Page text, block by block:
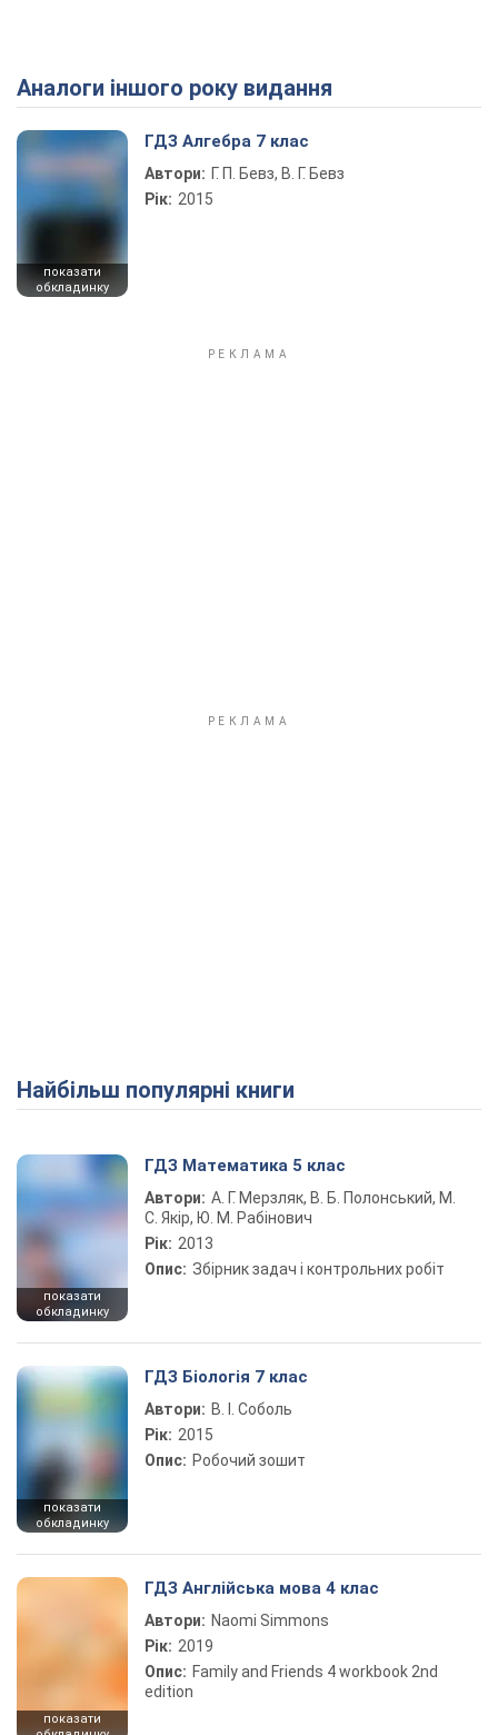
Play Video
Аналоги іншого року видання
показати
обкладинку
ГДЗ Алгебра 7 клас
Автори: Г. П. Бевз, В. Г. Бевз
Рік: 2015
Найбільш популярні книги
показати
обкладинку
ГДЗ Математика 5 клас
Автори: А. Г. Мерзляк, В. Б. Полонський, М.
С. Якір, Ю. М. Рабінович
Рік: 2013
Опис: Збірник задач і контрольних робіт
показати
обкладинку
ГДЗ Біологія 7 клас
Автори: В. І. Соболь
Рік: 2015
Опис: Робочий зошит
показати
ГДЗ Англійська мова 4 клас
Автори: Naomi Simmons
Рік: 2019
Опис: Family and Friends 4 workbook 2nd
edition